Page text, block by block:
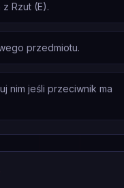
Rzut (E).
przedmiotu.
nim jeśli przeciwnik ma